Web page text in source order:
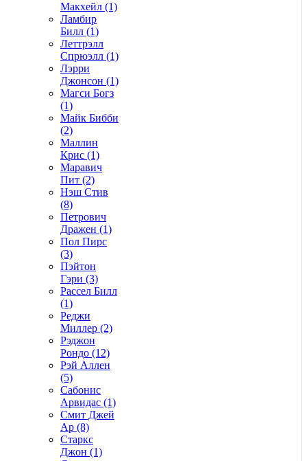
Макхейл (1)
Ламбир
Билл (1)
Леттрэлл
Спрюэлл (1)
Лэрри
Джонсон (1)
Магси Богз
(1)
Майк Бибби
(2)
Маллин
Крис (1)
Маравич
Пит (2)
Нэш Стив
(8)
Петрович
Дражен (1)
Пол Пирс
(3)
Пэйтон
Гэри (3)
Рассел Билл
(1)
Реджи
Миллер (2)
Рэджон
Рондо (12)
Рэй Аллен
(5)
Сабонис
Арвидас (1)
Смит Джей
Ар (8)
Старкс
Джон (1)